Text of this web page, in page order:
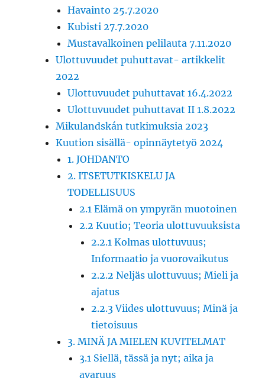
Havainto 25.7.2020
Kubisti 27.7.2020
Mustavalkoinen pelilauta 7.11.2020
Ulottuvuudet puhuttavat- artikkelit
2022
Ulottuvuudet puhuttavat 16.4.2022
Ulottuvuudet puhuttavat II 1.8.2022
Mikulandskán tutkimuksia 2023
Kuution sisällä- opinnäytetyö 2024
1. JOHDANTO
2. ITSETUTKISKELU JA
TODELLISUUS
2.1 Elämä on ympyrän muotoinen
2.2 Kuutio; Teoria ulottuvuuksista
2.2.1 Kolmas ulottuvuus;
Informaatio ja vuorovaikutus
2.2.2 Neljäs ulottuvuus; Mieli ja
ajatus
2.2.3 Viides ulottuvuus; Minä ja
tietoisuus
3. MINÄ JA MIELEN KUVITELMAT
3.1 Siellä, tässä ja nyt; aika ja
avaruus